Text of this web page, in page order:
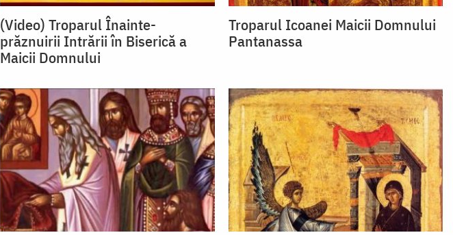
(Video) Troparul Înainte-
prăznuirii Intrării în Biserică a
Maicii Domnului
Troparul Icoanei Maicii Domnului
Pantanassa